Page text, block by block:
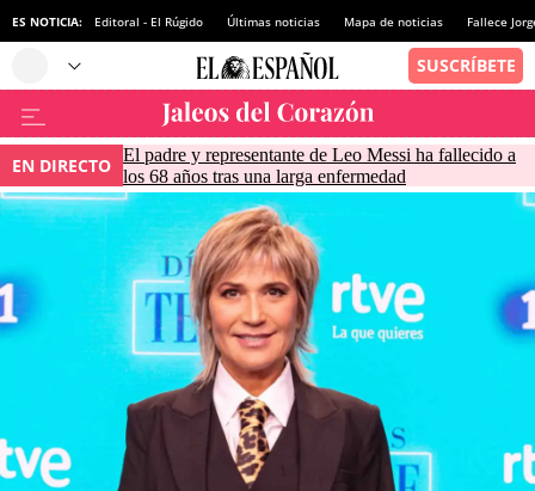
ES NOTICIA: Editoral - El Rúgido Últimas noticias Mapa de noticias Fallece
EN DIRECTO El padre y representante de Leo Messi ha fallecido a
los 68 años tras una larga enfermedad